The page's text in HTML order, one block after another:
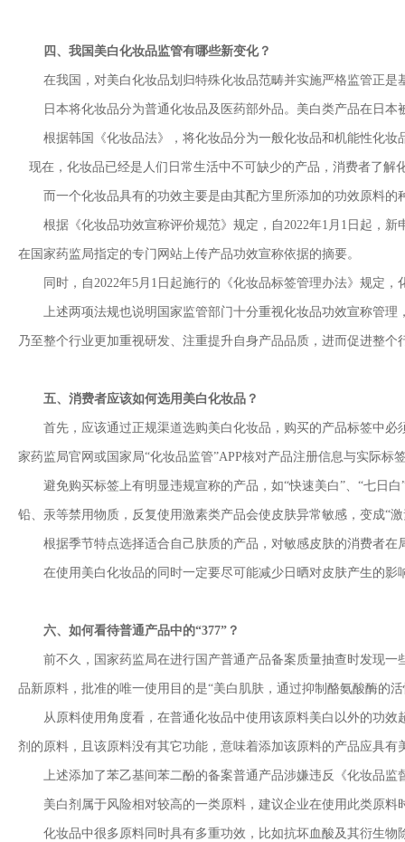
四、我国美白化妆品监管有哪些新变化？
在我国，对美白化妆品划归特殊化妆品范畴并实施严格监管正是
日本将化妆品分为普通化妆品及医药部外品。美白类产品在日本
根据韩国《化妆品法》，将化妆品分为一般化妆品和机能性化妆
现在，化妆品已经是人们日常生活中不可缺少的产品，消费者了解
而一个化妆品具有的功效主要是由其配方里所添加的功效原料的
根据《化妆品功效宣称评价规范》规定，自2022年1月1日起，新
在国家药监局指定的专门网站上传产品功效宣称依据的摘要。
同时，自2022年5月1日起施行的《化妆品标签管理办法》规定，
上述两项法规也说明国家监管部门十分重视化妆品功效宣称管理
乃至整个行业更加重视研发、注重提升自身产品品质，进而促进整个
五、消费者应该如何选用美白化妆品？
首先，应该通过正规渠道选购美白化妆品，购买的产品标签中必须
家药监局官网或国家局“化妆品监管”APP核对产品注册信息与实际
避免购买标签上有明显违规宣称的产品，如“快速美白”、“七日白
铅、汞等禁用物质，反复使用激素类产品会使皮肤异常敏感，变成“
根据季节特点选择适合自己肤质的产品，对敏感皮肤的消费者在
在使用美白化妆品的同时一定要尽可能减少日晒对皮肤产生的影
六、如何看待普通产品中的“377”？
前不久，国家药监局在进行国产普通产品备案质量抽查时发现一些
品新原料，批准的唯一使用目的是“美白肌肤，通过抑制酪氨酸酶的
从原料使用角度看，在普通化妆品中使用该原料美白以外的功效
剂的原料，且该原料没有其它功能，意味着添加该原料的产品应具
上述添加了苯乙基间苯二酚的备案普通产品涉嫌违反《化妆品监
美白剂属于风险相对较高的一类原料，建议企业在使用此类原料
化妆品中很多原料同时具有多重功效，比如抗坏血酸及其衍生物